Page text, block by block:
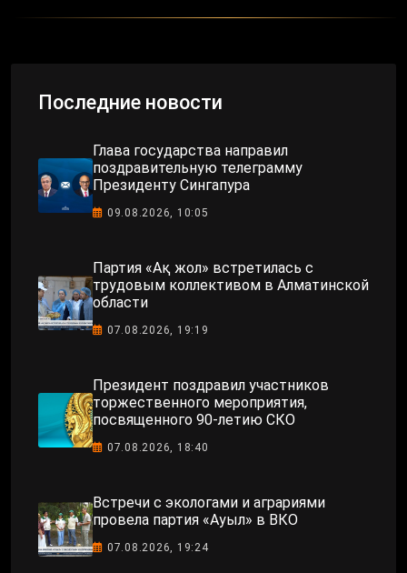
Последние новости
Глава государства направил
поздравительную телеграмму
Президенту Сингапура
09.08.2026, 10:05
Партия «Ақ жол» встретилась с
трудовым коллективом в Алматинской
области
07.08.2026, 19:19
Президент поздравил участников
торжественного мероприятия,
посвященного 90-летию СКО
07.08.2026, 18:40
Встречи с экологами и аграриями
провела партия «Ауыл» в ВКО
07.08.2026, 19:24